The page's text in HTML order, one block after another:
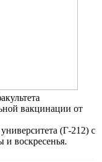
вакцинации от
(Г-212) с
и воскресенья.